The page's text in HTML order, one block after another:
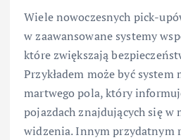
Wiele nowoczesnych pick-
w zaawansowane systemy
które zwiększają
Przykładem może być
martwego pola, który
pojazdach znajdujących się w
widzenia. Innym przydatnym